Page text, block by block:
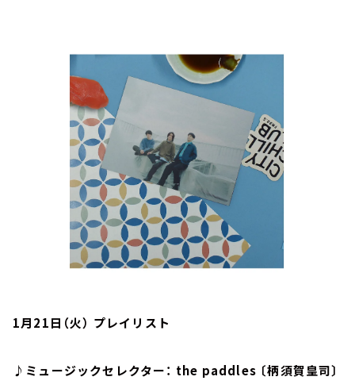
会社情報
1月21日（火） プレイリスト
♪ミュージックセレクター： the paddles 〔柄須賀皇司〕